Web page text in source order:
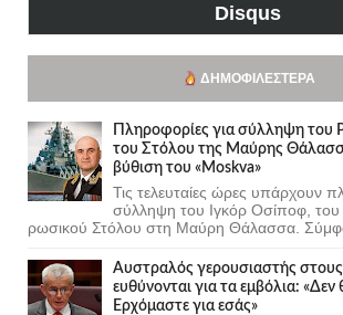
Disqus
ΔΗΜΟΦΙΛΈΣΤΕΡΑ
Πληροφορίες για σύλληψη του
του Στόλου της Mαύρης
βύθιση του «Moskva»
Τις τελευταίες ώρες υπάρχουν
σύλληψη του Ιγκόρ Οσίποφ, του
ρωσικού Στόλου στη Μαύρη Θάλασσα.
Αυστραλός γερουσιαστής στους
ευθύνονται για τα εμβόλια: «Δεν
Ερχόμαστε για εσάς»